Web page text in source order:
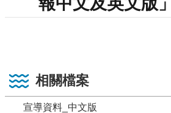
相關檔案
宣導資料_中文版